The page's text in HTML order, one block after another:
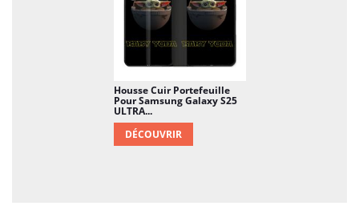
Housse Cuir Portefeuille
Pour Samsung Galaxy S25
ULTRA...
DÉCOUVRIR